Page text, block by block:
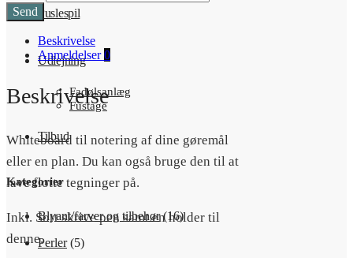
Puslespil
Udlejning
Fadølsanlæg
Fustage
Tilbud
Kategorier
Blyant/farver og tilbehør (16)
Perler (5)
Send
Beskrivelse
Anmeldelser0
Beskrivelse
Whiteboard til notering af dine gøremål
eller en plan. Du kan også bruge den til at
lave flotte tegninger på.
Inkl. Sort skrive pen samt en holder til
denne.